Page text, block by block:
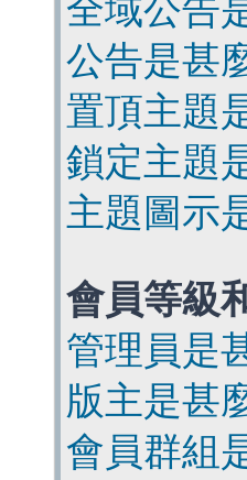
全域公告
公告是甚
置頂主題
鎖定主題
主題圖示
會員等級
管理員是
版主是甚
會員群組